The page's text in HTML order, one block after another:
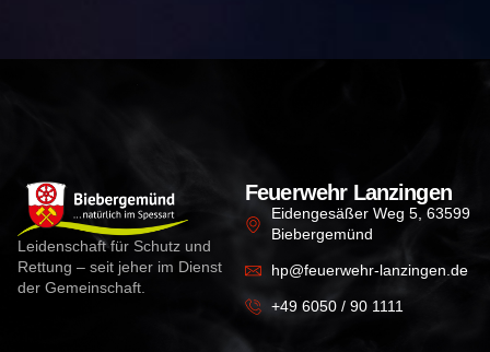
Leidenschaft für Schutz und
Rettung – seit jeher im Dienst
der Gemeinschaft.
Feuerwehr Lanzingen
Eidengesäßer Weg 5, 63599
Biebergemünd
hp@feuerwehr-lanzingen.de
+49 6050 / 90 1111